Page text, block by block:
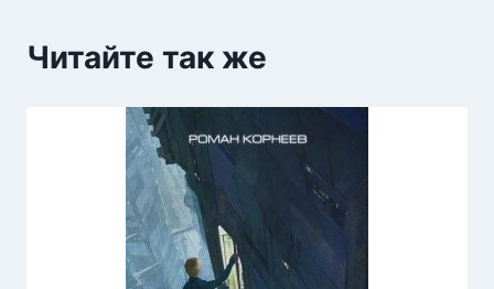
Читайте так же